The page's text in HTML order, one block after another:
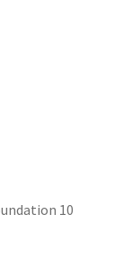
10